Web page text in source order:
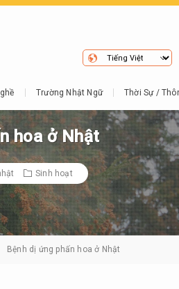
Trường Nhật Ngữ Thời Sự /
hoa ở Nhật
Sinh hoạt
Bệnh dị ứng phấn hoa ở Nhật